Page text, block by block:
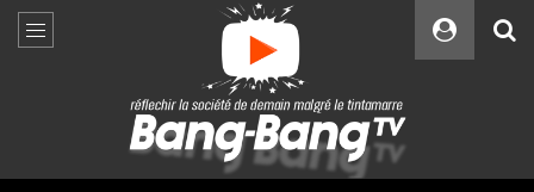
Custom Amount
VEUILLEZ PATIENTER...